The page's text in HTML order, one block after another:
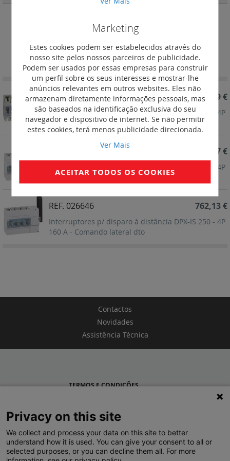
comando lateral direito
Ordenar por
Definir
Ordenação
REF. 026678
Interruptores p/ disparo à distância DPX-IS 630 - 4P
400 A - Comando lateral dto
1 230,59 €
Interruptores p/ disparo à distância DPX-IS 250 - 4P
250 A - Comando lateral dto
777,97 €
REF. 026646
Interruptores p/ disparo à distância DPX-IS 250 - 4P
160 A - Comando lateral dto
762,13 €
Contactos
Novidades
Assistência Técnica
Marketing
Estes cookies podem ser estabelecidos através do
nosso site pelos nossos parceiros de publicidade.
Podem ser usados por essas empresas para construir
um perfil sobre os seus interesses e mostrar-lhe
anúncios relevantes em outros websites. Eles não
armazenam diretamente informações pessoais, mas
são baseados na identificação exclusiva do seu
navegador e dispositivo de internet. Se não permitir
estes cookies, terá menos publicidade direcionada.
Ver Mais
ACEITAR TODOS OS COOKIES
TERMOS E CONDIÇÕES
LEGRAND PORTUGAL
GRUPO LEGRAND NO MUNDO
Privacy on this site
We collect and process your data on this site to better
understand how it is used. You can give your consent to all or
selected purposes, or you can decline them all. For more